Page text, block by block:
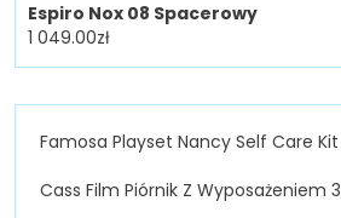
Espiro Nox 08 Spacerowy
1 049.00zł
Famosa Playset Nancy Self Care
Cass Film Piórnik Z Wyposażeniem